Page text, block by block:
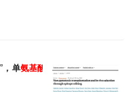
，单氨基酸 编辑让KIT抗体只清宿